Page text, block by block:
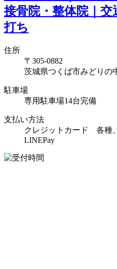
住所
〒305-0882
茨城県つくば市みどりの
駐車場
専用駐車場14台完備
支払い方法
クレジットカード 各種
LINEPay